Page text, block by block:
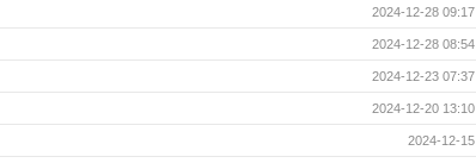
2024-12-28 09:17
2024-12-28 08:54
2024-12-23 07:37
2024-12-20 13:10
2024-12-15